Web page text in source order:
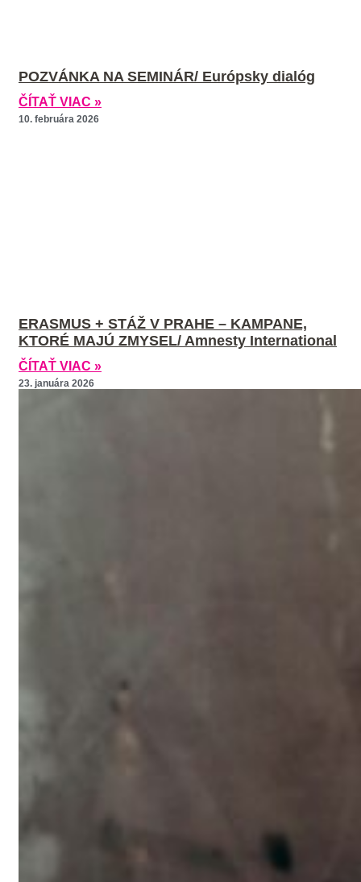
POZVÁNKA NA SEMINÁR/ Európsky dialóg
ČÍTAŤ VIAC »
10. februára 2026
ERASMUS + STÁŽ V PRAHE – KAMPANE,
KTORÉ MAJÚ ZMYSEL/ Amnesty International
ČÍTAŤ VIAC »
23. januára 2026